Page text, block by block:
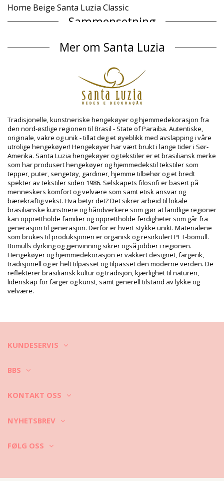
Home Beige Santa Luzia Classic
Sammensetning
Produkt informasjon
Pakken inneholder: 1 x Home (Annet tilbehør er ikke inkludert)
EAN: Størrelse unik (7899818535360)
Vekt: 50g / 0.11lb / 1.76oz
Retusjerte foto
Vask & ivaretagelses
instruksjoner
Ivaretagelses instrusjoner for: Santa Luzia Tambaba
Natural
Video
Spill av video Home Tambaba Natural Santa Luzia
Mer om Santa Luzia
Tradisjonelle, kunstneriske hengekøyer og hjemmedekorasjon fra
den nord-østlige regionen til Brasil - State of Paraiba. Autentiske,
originale, vakre og unik - tillat deg et øyeblikk med avslapping i våre
utrolige hengekøyer! Hengekøyer har vært brukt i lange tider i Sør-
Amerika. Santa Luzia hengekøyer og tekstiler er et brasiliansk merke
som har produsert hengekøyer og hjemmedekstil tekstiler som
tepper, puter, sengetøy, gardiner, hjemme tilbehør og et bredt
spekter av tekstiler siden 1986. Selskapets filosofi er basert på
menneskers komfort og velvære som samt etisk ansvar og
bærekraftig vekst. Hva betyr det? Det sikrer arbeid til lokale
brasilianske kunstnere og håndverkere som gjør at landlige regioner
kan opprettholde familier og opprettholde ferdigheter som går fra
generasjon til generasjon. Derfor er hvert stykke unikt. Materialene
som brukes til produksjonen er organisk og resirkulert PET-bomull.
Bomulls dyrking og gjenvinning sikrer også jobber i regionen.
Hengekøyer og hjemmedekorasjon er vakkert designet, fargerik,
tradisjonell og er helt tilpasset og tilpasset den moderne verden. De
reflekterer brasiliansk kultur og tradisjon, kjærlighet til naturen,
lidenskap for farger og kunst, samt generell tilstand av lykke og
velvære.
KUNDESERVIS
BBS
KONTAKT OSS
NYHETSBREV
FØLG OSS